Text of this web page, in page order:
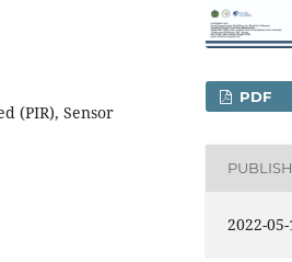
(PIR), Sensor
PDF
2022-